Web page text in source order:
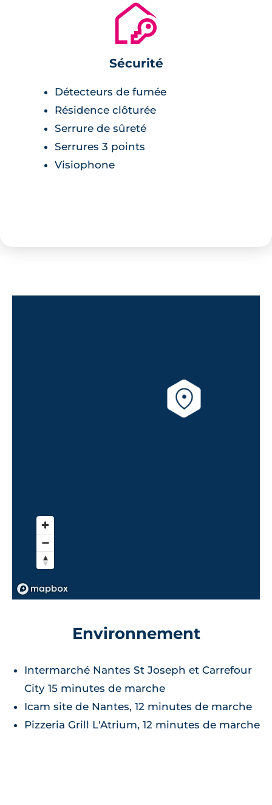
🔐
Sécurité
Détecteurs de fumée
Résidence clôturée
Serrure de sûreté
Serrures 3 points
Visiophone
Environnement
Intermarché Nantes St Joseph et Carrefour
City 15 minutes de marche
Icam site de Nantes, 12 minutes de marche
Pizzeria Grill L'Atrium, 12 minutes de marche